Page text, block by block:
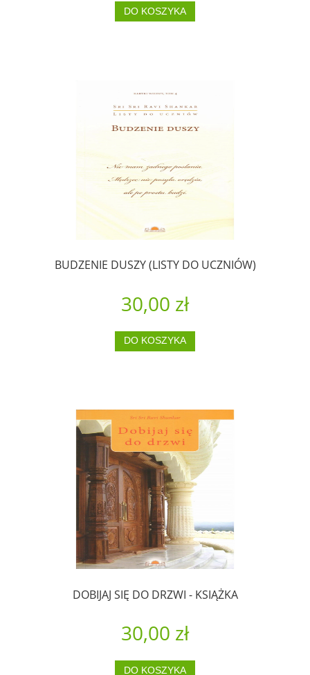
DO KOSZYKA
BUDZENIE DUSZY (LISTY DO UCZNIÓW)
30,00 zł
DO KOSZYKA
DOBIJAJ SIĘ DO DRZWI - KSIĄŻKA
30,00 zł
DO KOSZYKA